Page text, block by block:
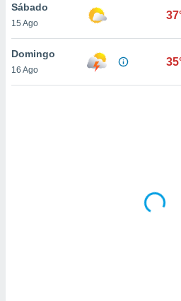
el sitio
ni para
o
Sábado
15 Ago
Domingo
16 Ago